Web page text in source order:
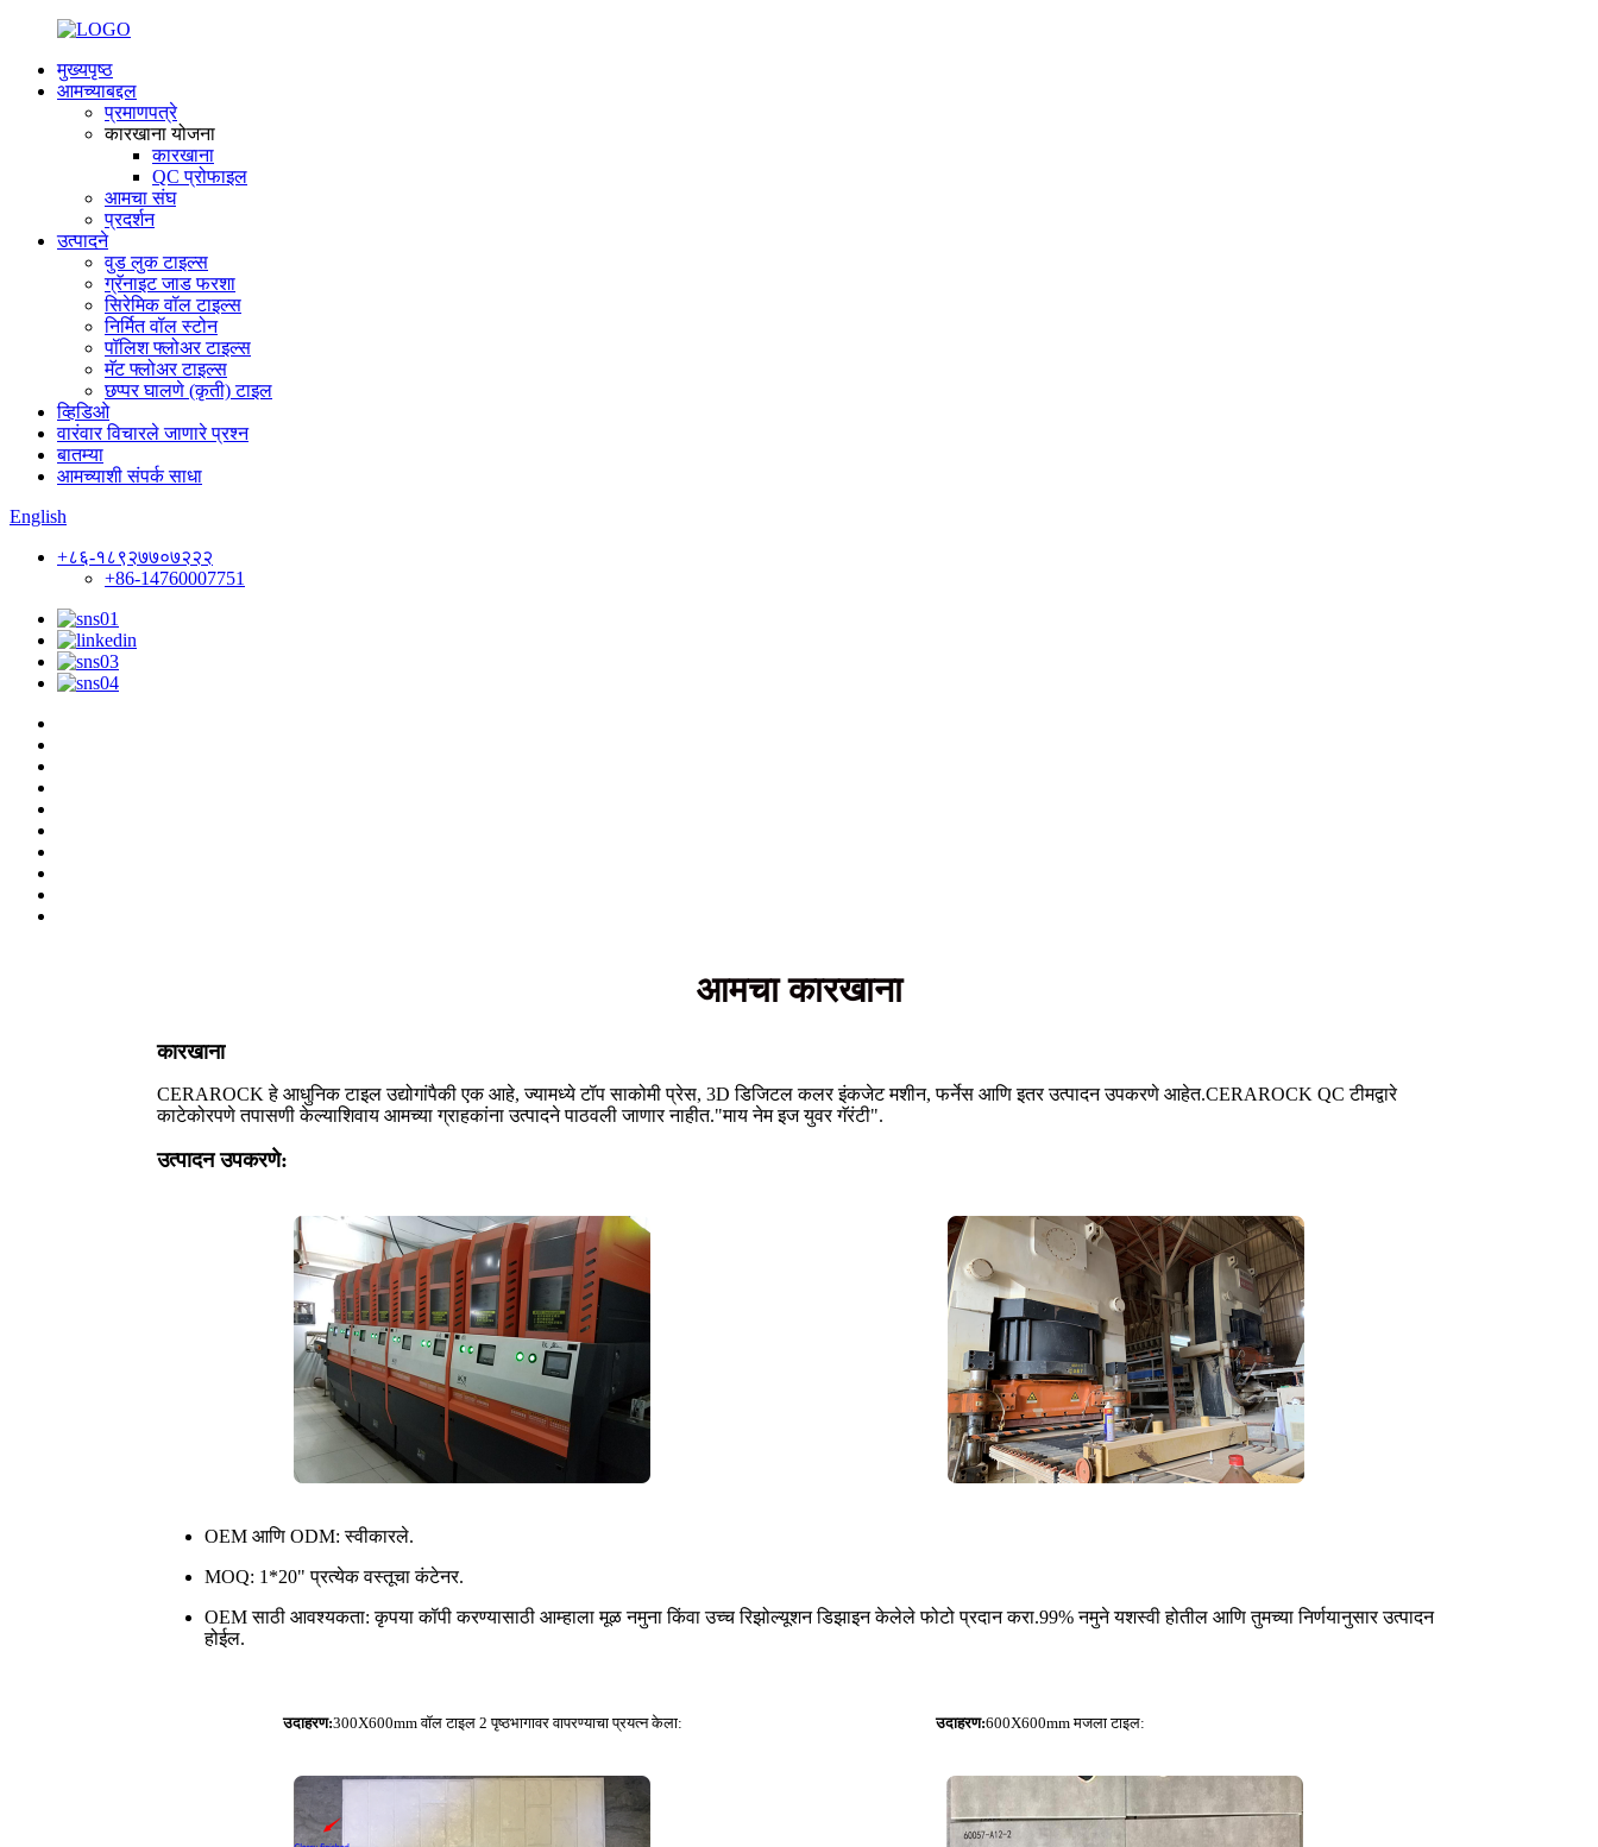
मुख्यपृष्ठ
आमच्याबद्दल
प्रमाणपत्रे
कारखाना योजना
कारखाना
QC प्रोफाइल
आमचा संघ
प्रदर्शन
उत्पादने
वुड लुक टाइल्स
ग्रॅनाइट जाड फरशा
सिरेमिक वॉल टाइल्स
निर्मित वॉल स्टोन
पॉलिश फ्लोअर टाइल्स
मॅट फ्लोअर टाइल्स
छप्पर घालणे (कृती) टाइल
व्हिडिओ
वारंवार विचारले जाणारे प्रश्न
बातम्या
आमच्याशी संपर्क साधा
English
+८६-१८९२७७०७२२२
+86-14760007751
आमचा कारखाना
कारखाना
CERAROCK हे आधुनिक टाइल उद्योगांपैकी एक आहे, ज्यामध्ये टॉप साकोमी प्रेस, 3D डिजिटल कलर इंकजेट मशीन, फर्नेस आणि इतर उत्पादन उपकरणे आहेत.CERAROCK QC टीमद्वारे
काटेकोरपणे तपासणी केल्याशिवाय आमच्या ग्राहकांना उत्पादने पाठवली जाणार नाहीत."माय नेम इज युवर गॅरंटी".
उत्पादन उपकरणे:
OEM आणि ODM: स्वीकारले.
MOQ: 1*20" प्रत्येक वस्तूचा कंटेनर.
OEM साठी आवश्यकता: कृपया कॉपी करण्यासाठी आम्हाला मूळ नमुना किंवा उच्च रिझोल्यूशन डिझाइन केलेले फोटो प्रदान करा.99% नमुने यशस्वी होतील आणि तुमच्या निर्णयानुसार उत्पादन
होईल.
उदाहरण:300X600mm वॉल टाइल 2 पृष्ठभागावर वापरण्याचा प्रयत्न केला: उदाहरण:600X600mm मजला टाइल: